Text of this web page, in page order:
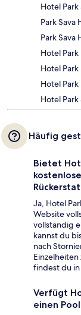
Hotel Park
Park Sava
Park Sava
Hotel Park
Hotel
Hotel
Hotel Park
Häufig
Bietet
Ja, Hotel
Website
vollständig
kannst du
nach
findest du
Verfügt
einen